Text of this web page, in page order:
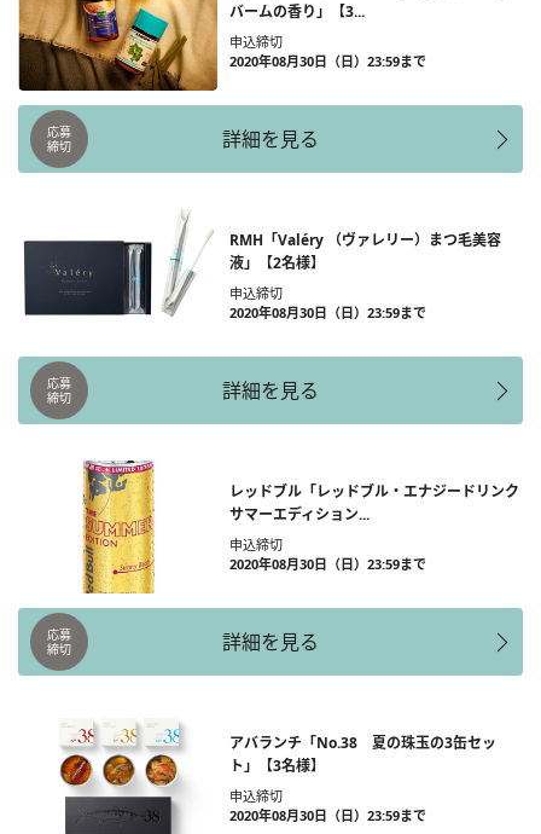
バームの香り」【3...
申込締切
2020年08月30日（日）23:59まで
詳細を見る
応募
締切
RMH「Valéry （ヴァレリー）まつ毛美容
液」【2名様】
申込締切
2020年08月30日（日）23:59まで
詳細を見る
応募
締切
レッドブル「レッドブル・エナジードリンク
サマーエディション...
申込締切
2020年08月30日（日）23:59まで
詳細を見る
応募
締切
アバランチ「No.38 夏の珠玉の3缶セッ
ト」【3名様】
申込締切
2020年08月30日（日）23:59まで